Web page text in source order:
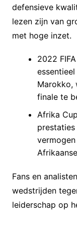
defensieve
lezen zijn van
met hoge inzet.
2022
Marokko,
finale te
Afrika
Fans en
wedstrijden
leiderschap op